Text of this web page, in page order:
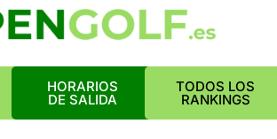
HORARIOS
DE SALIDA
TODOS LOS
RANKINGS